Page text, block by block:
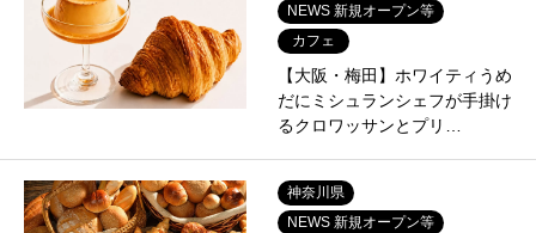
NEWS 新規オープン等
カフェ
【大阪・梅田】ホワイティうめ
だにミシュランシェフが手掛け
るクロワッサンとプリ…
神奈川県
NEWS 新規オープン等